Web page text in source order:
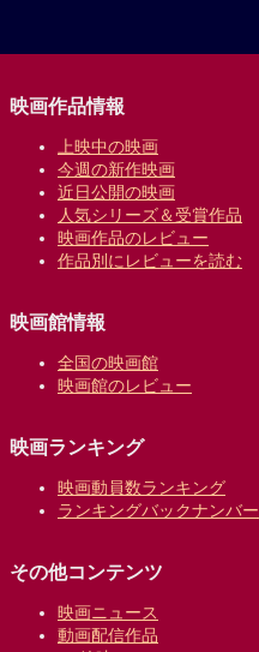
映画作品情報
上映中の映画
今週の新作映画
近日公開の映画
人気シリーズ＆受賞作品
映画作品のレビュー
作品別にレビューを読む
映画館情報
全国の映画館
映画館のレビュー
映画ランキング
映画動員数ランキング
ランキングバックナンバー
その他コンテンツ
映画ニュース
動画配信作品